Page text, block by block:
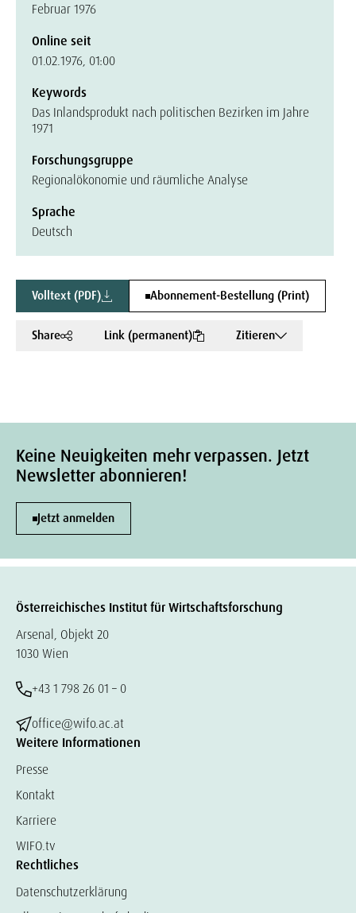
Februar 1976
Online seit
01.02.1976, 01:00
Keywords
Das Inlandsprodukt nach politischen Bezirken im Jahre
1971
Forschungsgruppe
Regionalökonomie und räumliche Analyse
Sprache
Deutsch
Volltext (PDF) Abonnement-Bestellung (Print)
Share Link (permanent) Zitieren
Keine Neuigkeiten mehr verpassen. Jetzt
Newsletter abonnieren!
Jetzt anmelden
Österreichisches Institut für Wirtschaftsforschung
Arsenal, Objekt 20
1030 Wien
+43 1 798 26 01 – 0
office@wifo.ac.at
Weitere Informationen
Presse
Kontakt
Karriere
WIFO.tv
Rechtliches
Datenschutzerklärung